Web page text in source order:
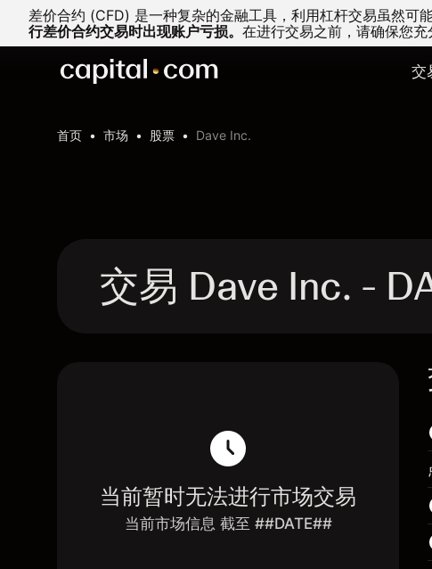
差价合约 (CFD) 是一种复杂的金融工具，利用杠杆交易虽然可
行差价合约交易时出现账户亏损。 在进行交易之前，请确保您
交
首页 市场 股票 Dave Inc.
交易 Dave Inc. -
当前暂时无法进行市场交易
当前市场信息 截至 ##DATE##